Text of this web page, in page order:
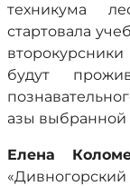
техникума
стартовала
будут
азы выбранной
Елена
«Дивногорский